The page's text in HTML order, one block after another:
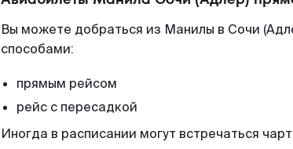
Вы можете добраться из Манилы в Сочи
способами:
прямым рейсом
рейс с пересадкой
Иногда в расписании могут встречаться